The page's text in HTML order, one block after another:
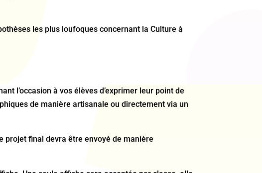
les plus loufoques concernant la Culture à
l’occasion à vos élèves d’exprimer leur point de
de manière artisanale ou directement via un
projet final devra être envoyé de manière